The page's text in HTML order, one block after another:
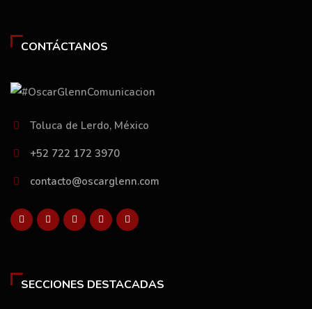
CONTÁCTANOS
Toluca de Lerdo, México
+52 722 172 3970
contacto@oscarglenn.com
SECCIONES DESTACADAS